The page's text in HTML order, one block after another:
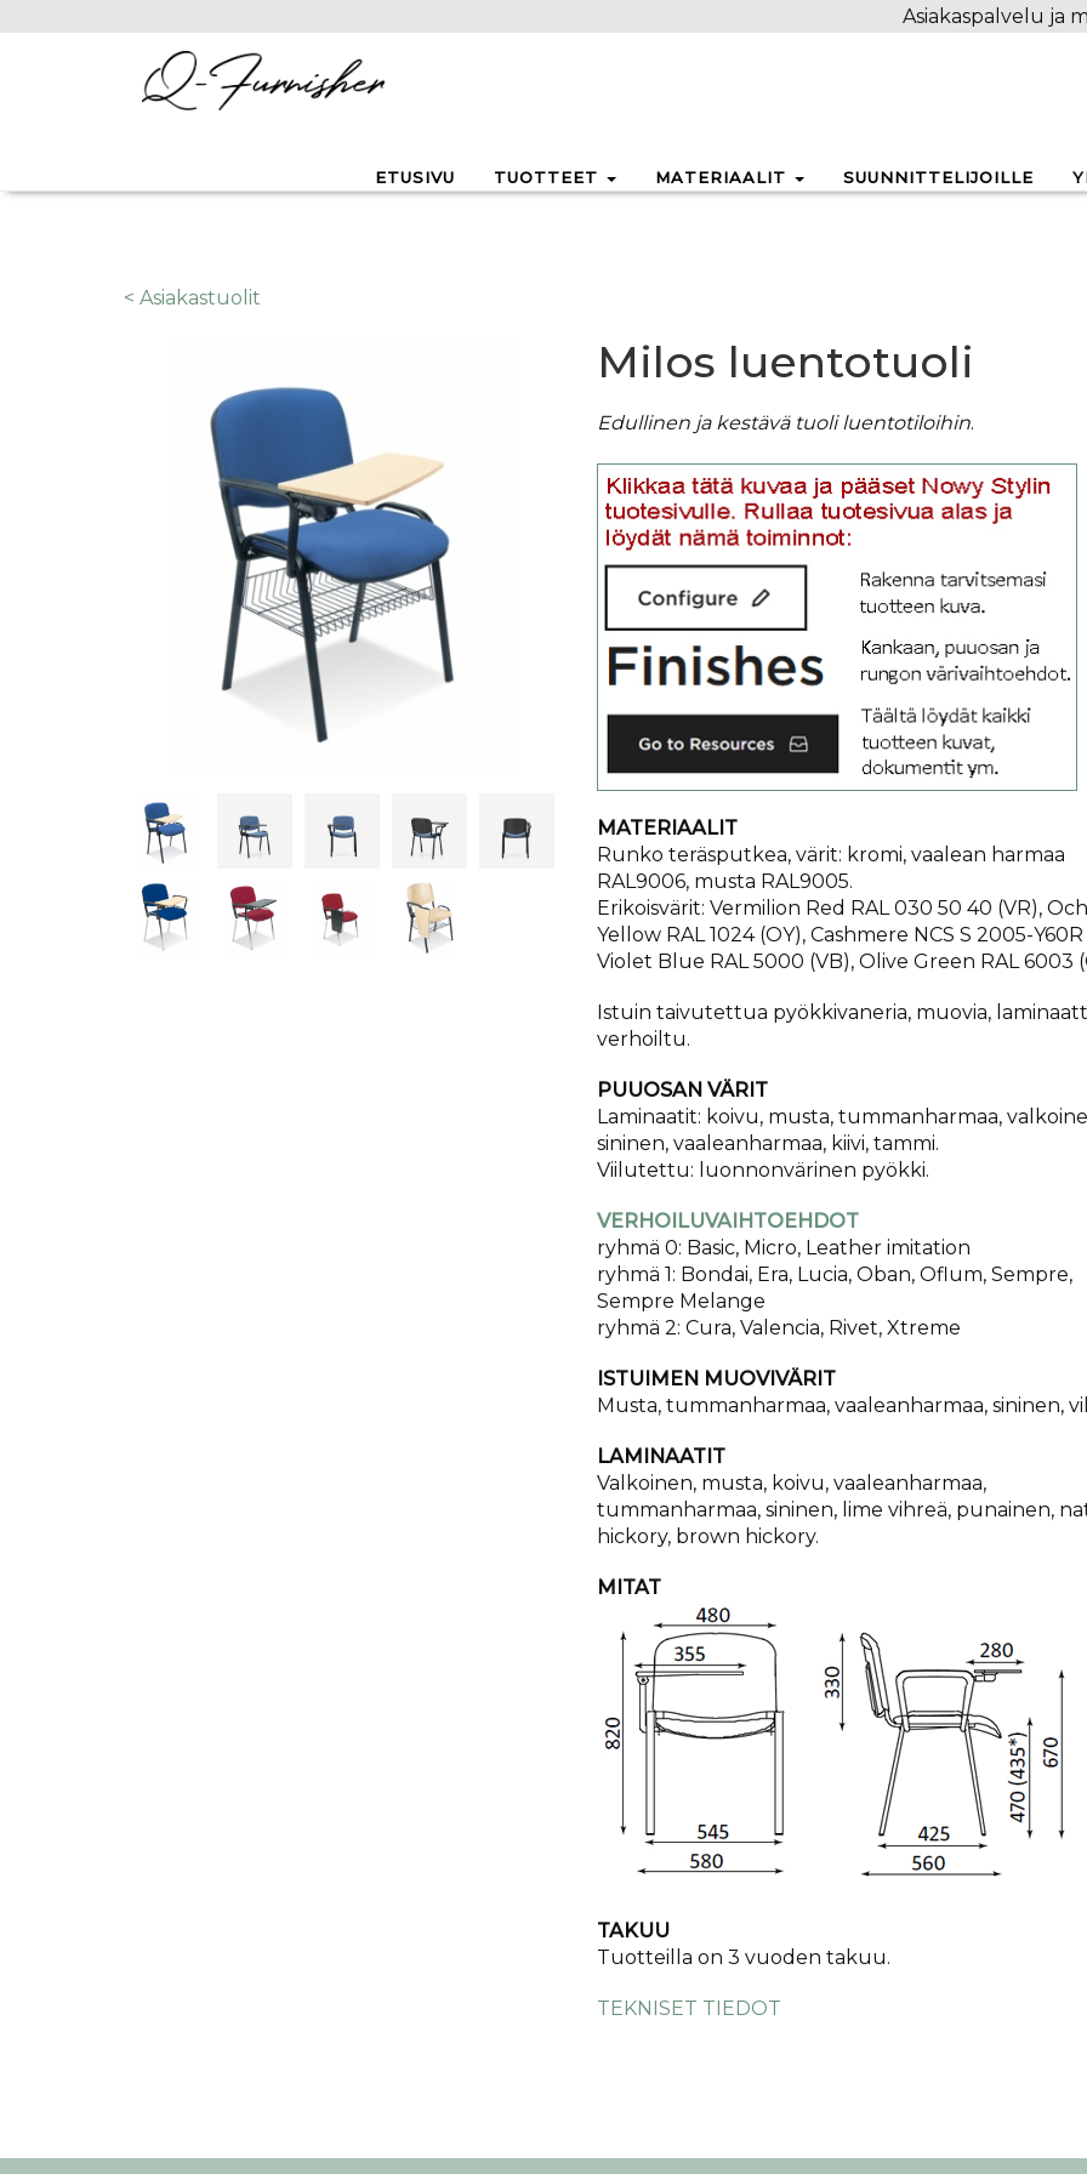
Asiakaspalvelu ja
ETUSIVU TUOTTEET MATERIAALIT SUUNNITTELIJOILLE
< Asiakastuolit
Milos luentotuoli
Edullinen ja kestävä tuoli luentotiloihin.
MATERIAALIT
Runko teräsputkea, värit: kromi, vaalean harmaa
RAL9006, musta RAL9005.
Erikoisvärit: Vermilion Red RAL 030 50 40 (VR),
Yellow RAL 1024 (OY), Cashmere NCS S 2005-Y60R
Violet Blue RAL 5000 (VB), Olive Green RAL 6003
Istuin taivutettua pyökkivaneria, muovia,
verhoiltu.
PUUOSAN VÄRIT
Laminaatit: koivu, musta, tummanharmaa,
sininen, vaaleanharmaa, kiivi, tammi.
Viilutettu: luonnonvärinen pyökki.
VERHOILUVAIHTOEHDOT
ryhmä 0: Basic, Micro, Leather imitation
ryhmä 1: Bondai, Era, Lucia, Oban, Oflum, Sempre,
Sempre Melange
ryhmä 2: Cura, Valencia, Rivet, Xtreme
ISTUIMEN MUOVIVÄRIT
Musta, tummanharmaa, vaaleanharmaa, sininen,
LAMINAATIT
Valkoinen, musta, koivu, vaaleanharmaa,
tummanharmaa, sininen, lime vihreä, punainen,
hickory, brown hickory.
MITAT
TAKUU
​Tuotteilla on 3 vuoden takuu.
TEKNISET TIEDOT